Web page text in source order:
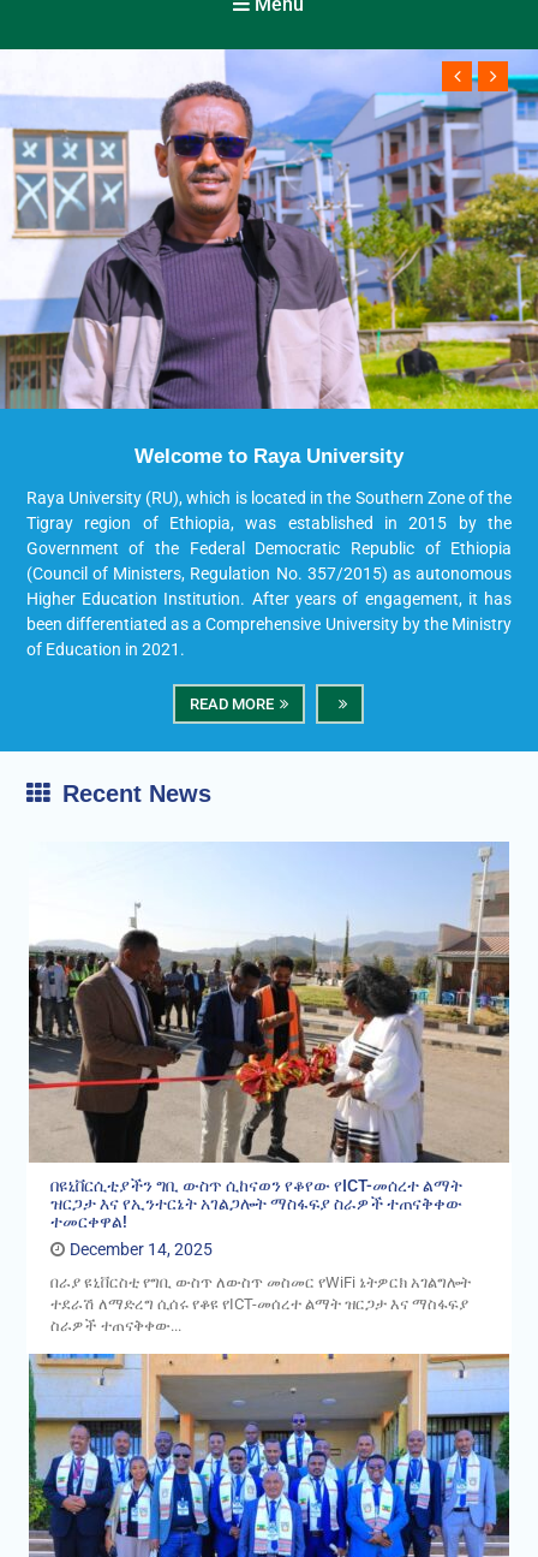
Welcome to Raya University
Raya University (RU), which is located in the Southern Zone of the
Tigray region of Ethiopia, was established in 2015 by the
Government of the Federal Democratic Republic of Ethiopia
(Council of Ministers, Regulation No. 357/2015) as autonomous
Higher Education Institution. After years of engagement, it has
been differentiated as a Comprehensive University by the Ministry
of Education in 2021.
READ MORE
Recent News
በዩኒቨርሲቲያችን ግቢ ውስጥ ሲከናወን የቆየው የICT-መሰረተ ልማት
ዝርጋታ እና የኢንተርኔት አገልጋሎት ማስፋፍያ ስራዎች ተጠናቅቀው
ተመርቀዋል!
December 14, 2025
በራያ ዩኒቨርስቲ የግቢ ውስጥ ለውስጥ መስመር የWiFi ኔትዎርክ አገልግሎት
ተደራሽ ለማድረግ ሲሰሩ የቆዩ የICT-መሰረተ ልማት ዝርጋታ እና ማስፋፍያ
ስራዎች ተጠናቅቀው...